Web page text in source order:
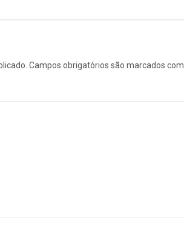
Campos obrigatórios são marcados com